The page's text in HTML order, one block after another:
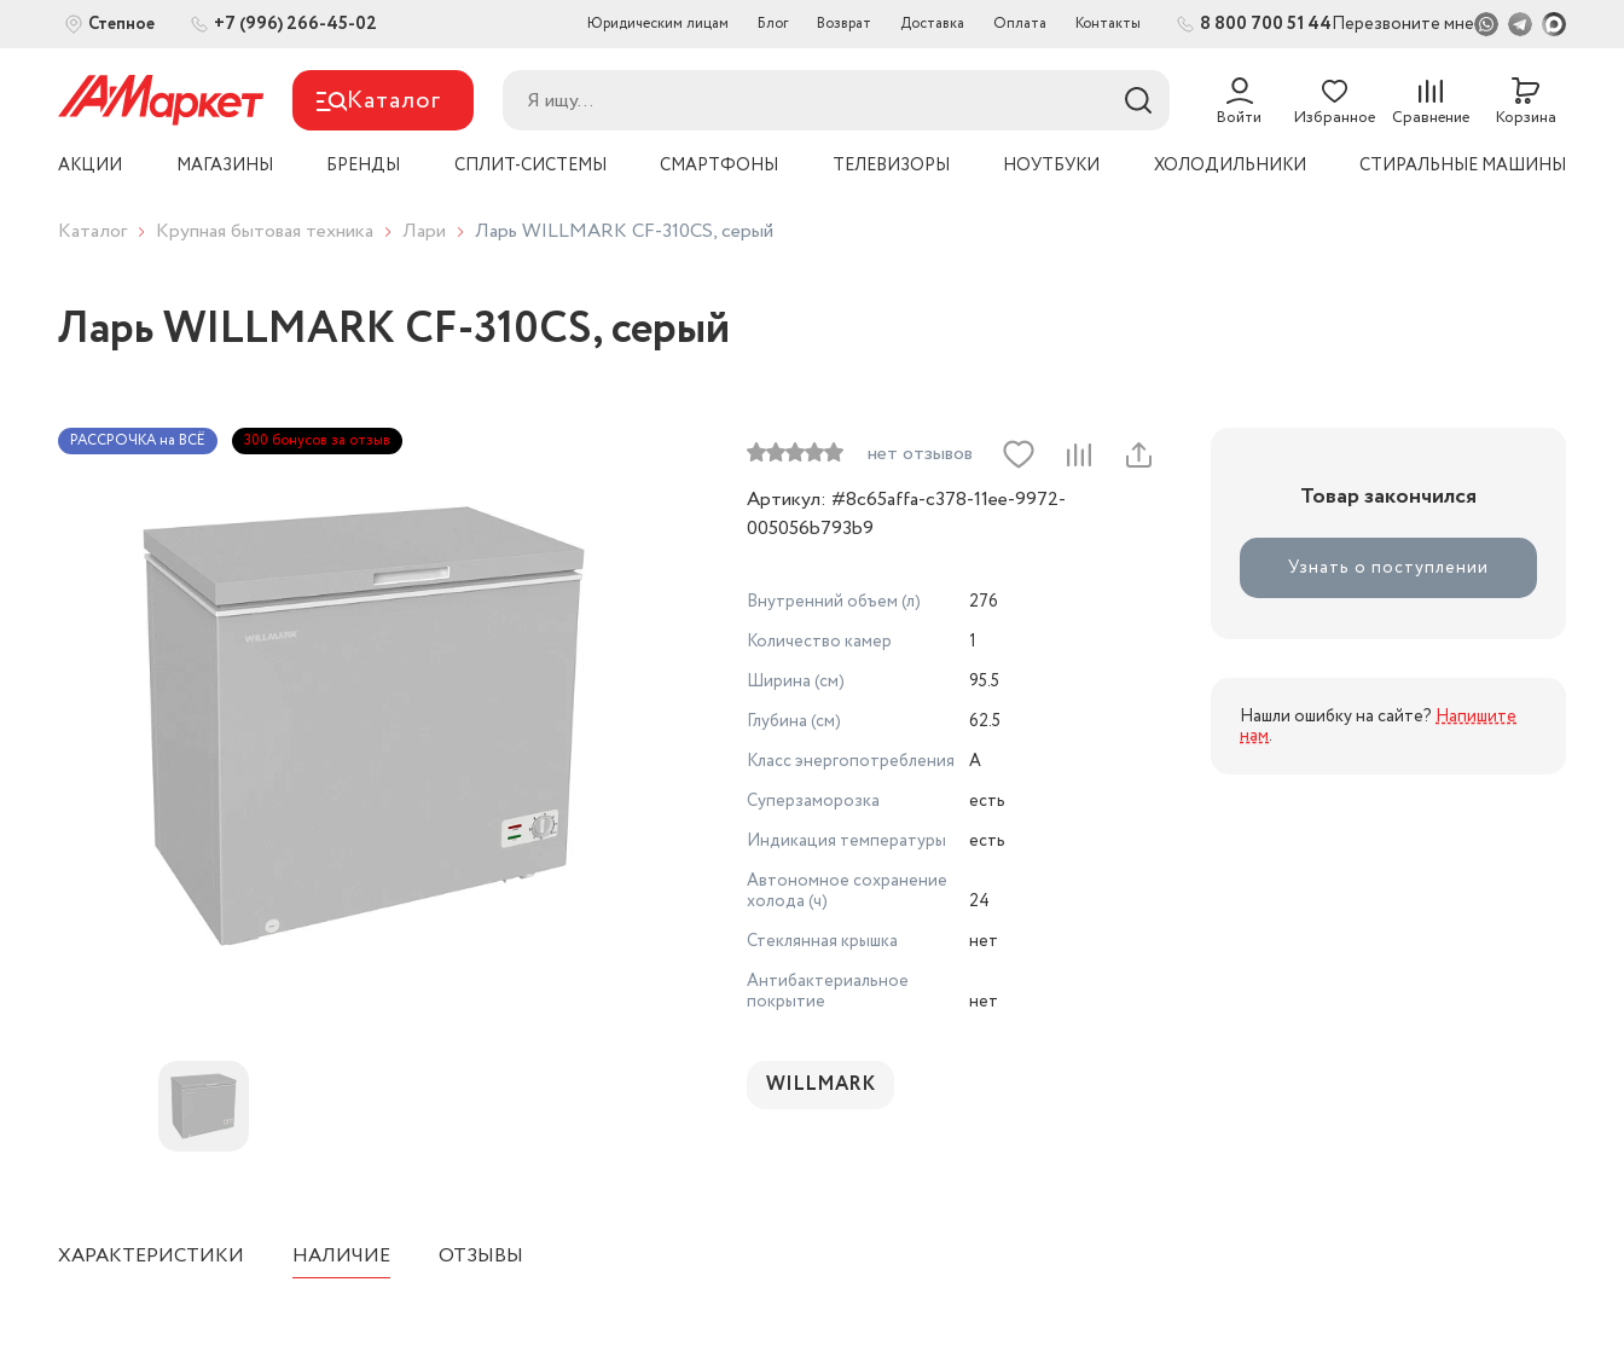
Степное +7 (996) 266-45-02 Юридическим лицам Блог Возврат Доставка Оплата Контакты 8 800 700 51 44Перезвоните мне
Каталог Войти Избранное Сравнение
54
Корзина
АКЦИИ МАГАЗИНЫ БРЕНДЫ СПЛИТ-СИСТЕМЫ СМАРТФОНЫ ТЕЛЕВИЗОРЫ НОУТБУКИ ХОЛОДИЛЬНИКИ СТИРАЛЬНЫЕ МАШИНЫ
Каталог Крупная бытовая техника Лари Ларь WILLMARK CF-310CS, серый
Ларь WILLMARK CF-310CS, серый
РАССРОЧКА на ВСЁ 300 бонусов за отзыв
нет отзывов
Артикул: #8c65affa-c378-11ee-9972-
005056b793b9
Внутренний объем (л)
276
Количество камер
1
Ширина (см)
95.5
Глубина (см)
62.5
Класс энергопотребления
A
Суперзаморозка
есть
Индикация температуры
есть
Автономное сохранение
холода (ч)
24
Стеклянная крышка
нет
Антибактериальное
покрытие
нет
WILLMARK
Товар закончился
Узнать о поступлении
Нашли ошибку на сайте? Напишите
нам.
ХАРАКТЕРИСТИКИ НАЛИЧИЕ ОТЗЫВЫ